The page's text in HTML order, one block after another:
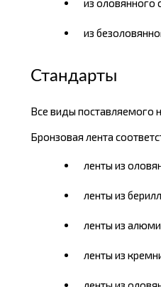
из оловянного
из
Стандарты
Все виды поставляемого
Бронзовая лента
ленты из
ленты из
ленты из
ленты из